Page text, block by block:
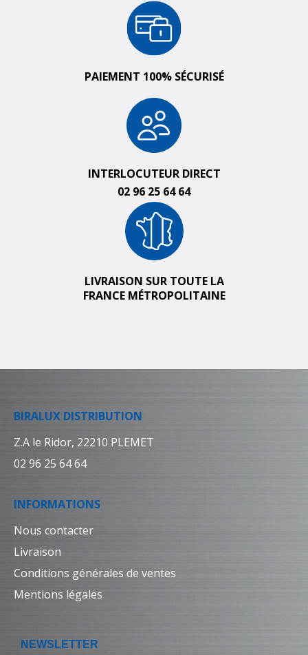
PAIEMENT 100% SÉCURISÉ
INTERLOCUTEUR DIRECT
02 96 25 64 64
LIVRAISON SUR TOUTE LA
FRANCE MÉTROPOLITAINE
BIRALUX DISTRIBUTION
Z.A le Ridor, 22210 PLEMET
02 96 25 64 64
INFORMATIONS
Nous contacter
Livraison
Conditions générales de ventes
Mentions légales